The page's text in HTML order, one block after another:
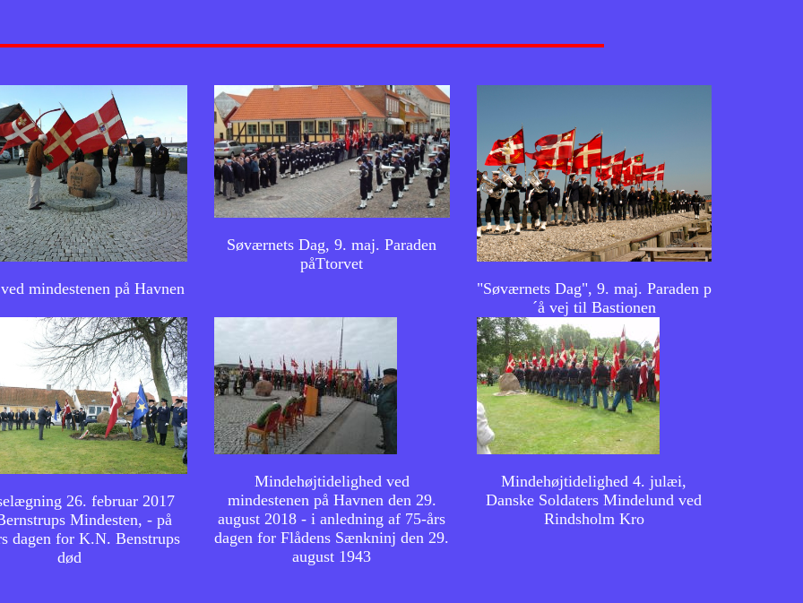
mindestenen på Havnen
Søværnets Dag, 9. maj. Paraden
påTtorvet
"Søværnets Dag", 9. maj. Paraden p
´å vej til Bastionen
26. februar 2017
Mindesten, - på
dagen for K.N. Benstrups
død
Mindehøjtidelighed ved
mindestenen på Havnen den 29.
august 2018 - i anledning af 75-års
dagen for Flådens Sænkninj den 29.
august 1943
Mindehøjtidelighed 4. julæi,
Danske Soldaters Mindelund ved
Rindsholm Kro